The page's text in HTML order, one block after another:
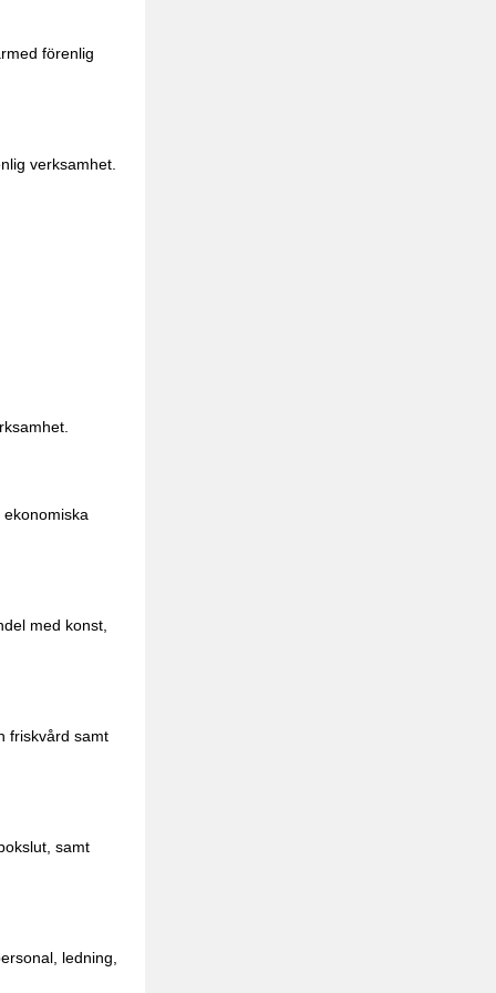
förenlig
verksamhet.
med konst,
friskvård samt
samt
ledning,